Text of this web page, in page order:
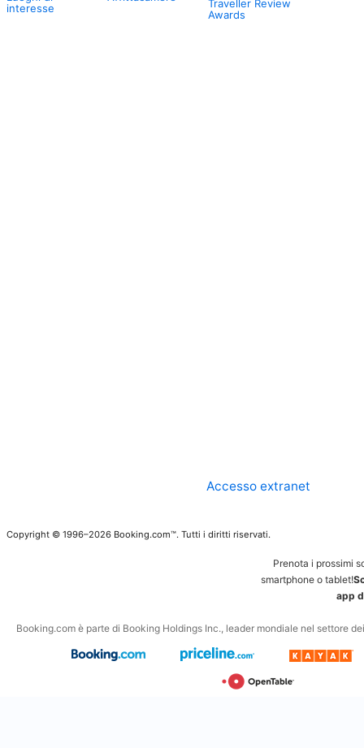
interesse
Traveller Review
Awards
Accesso extranet
Copyright © 1996–2026 Booking.com™. Tutti i diritti riservati.
Prenota i prossimi
smartphone o tablet!
app
Booking.com è parte di Booking Holdings Inc., leader mondiale nel settore